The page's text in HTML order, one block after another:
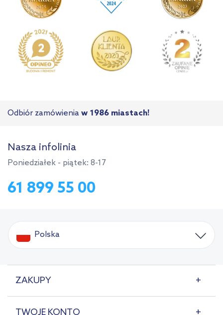
Odbiór zamówienia w 1986 miastach!
Nasza infolinia
Poniedziałek - piątek: 8-17
61 899 55 00
Polska
ZAKUPY
TWOJE KONTO